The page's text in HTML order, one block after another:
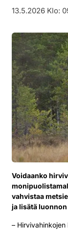
13.5.2026 Klo:
Voidaanko
vahvistaa
ja lisätä
–